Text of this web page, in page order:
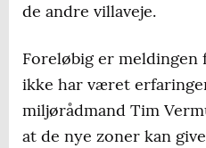
de andre villaveje.
Foreløbig er
ikke har været
miljørådmand Tim
at de nye zoner kan